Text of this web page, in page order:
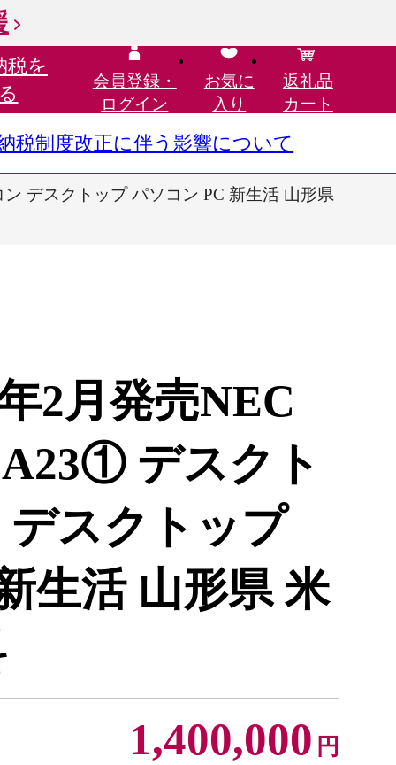
税を
会員登録・
ログイン
お気に
入り
返礼品
カート
税制度改正に伴う影響について
デスクトップ パソコン PC 新生活 山形県
2月発売NEC
デスクト
スクトップ
生活 山形県 米
1,400,000 円